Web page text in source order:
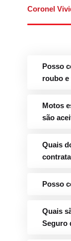
Coronel
Posso
roubo
Motos
são
Quais
Posso
Quais
Seguro